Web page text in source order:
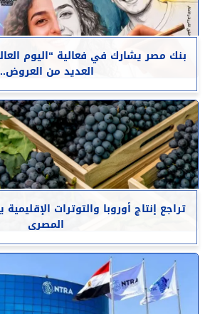
بنك مصر يشارك في فعالية “اليوم
العديد من
تراجع إنتاج أوروبا والتوترات
المصرى